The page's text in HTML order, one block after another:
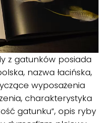
z gatunków posiada
nazwa łacińska,
wyposażenia
charakterystyka
gatunku”, opis ryby